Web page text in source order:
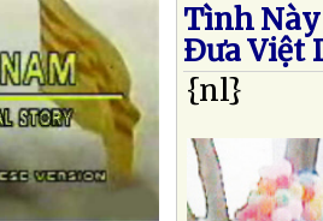
Tình
Ðưa Việt
{nl}